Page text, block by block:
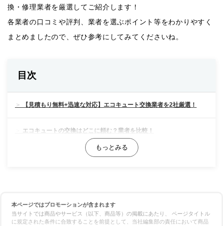
換・修理業者を厳選してご紹介します！
各業者の口コミや評判、業者を選ぶポイント等をわかりやすく
まとめましたので、ぜひ参考にしてみてくださいね。
目次
【見積もり無料+迅速な対応】エコキュート交換業者を2社厳選！
エコキュートの交換はどこに頼む？業者を比較！
保証の比較
本ページではプロモーションが含まれます
当サイトでは商品やサービス（以下、商品等）の掲載にあたり、 ページタイトル
に規定された条件に合致することを前提として、当社編集部の責任において商品